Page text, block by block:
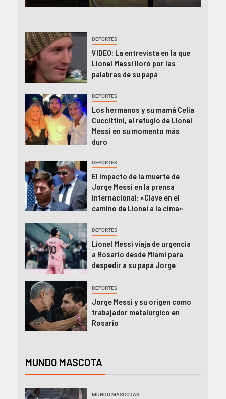
DEPORTES
VIDEO: La entrevista en la que
Lionel Messi lloró por las
palabras de su papá
DEPORTES
Los hermanos y su mamá Celia
Cuccittini, el refugio de Lionel
Messi en su momento más
duro
DEPORTES
El impacto de la muerte de
Jorge Messi en la prensa
internacional: «Clave en el
camino de Lionel a la cima»
DEPORTES
Lionel Messi viaja de urgencia
a Rosario desde Miami para
despedir a su papá Jorge
DEPORTES
Jorge Messi y su origen como
trabajador metalúrgico en
Rosario
MUNDO MASCOTA
MUNDO MASCOTAS